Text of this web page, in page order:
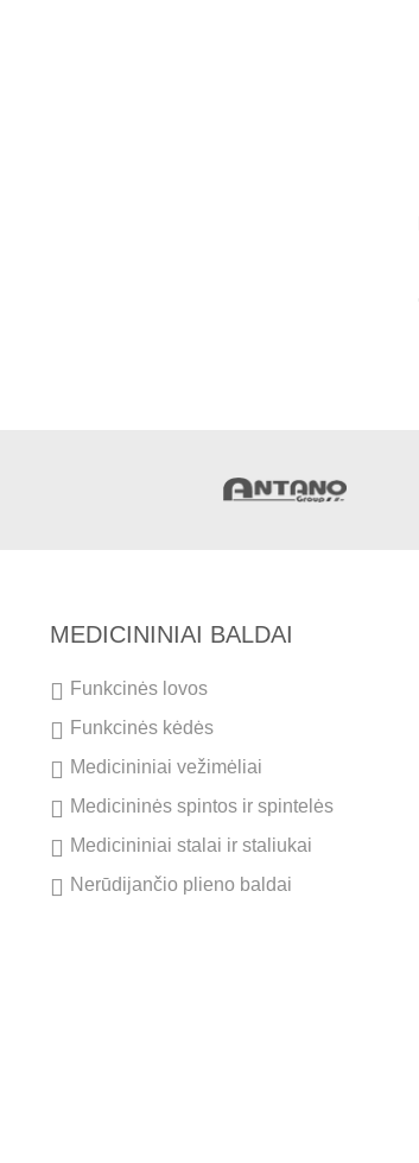
MEDICININIAI BALDAI
Funkcinės lovos
Funkcinės kėdės
Medicininiai vežimėliai
Medicininės spintos ir spintelės
Medicininiai stalai ir staliukai
Nerūdijančio plieno baldai